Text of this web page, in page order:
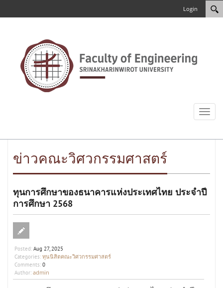
Login
Toggle
ข่าวคณะวิศวกรรมศาสตร์
ทุนการศึกษาของธนาคารแห่งประเทศไทย ประจำปี
การศึกษา 2568
Posted: Aug 27, 2025
Categories: ทุนนิสิตคณะวิศวกรรมศาสตร์
Comments: 0
Author: admin